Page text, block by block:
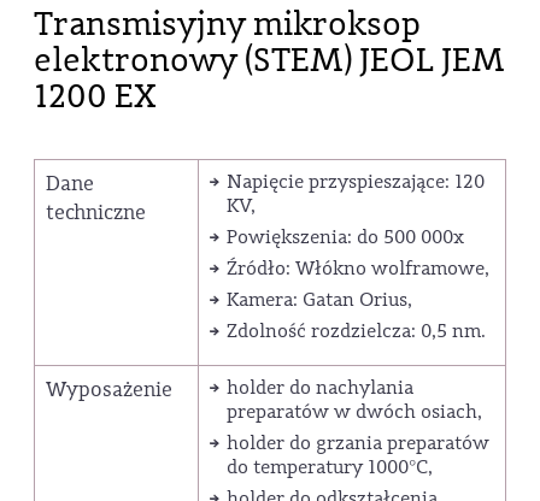
Transmisyjny mikroksop
elektronowy (STEM) JEOL JEM
1200 EX
Dane
techniczne
Napięcie przyspieszające: 120
KV,
Powiększenia: do 500 000x
Źródło: Włókno wolframowe,
Kamera: Gatan Orius,
Zdolność rozdzielcza: 0,5 nm.
Wyposażenie
holder do nachylania
preparatów w dwóch osiach,
holder do grzania preparatów
do temperatury 1000°C,